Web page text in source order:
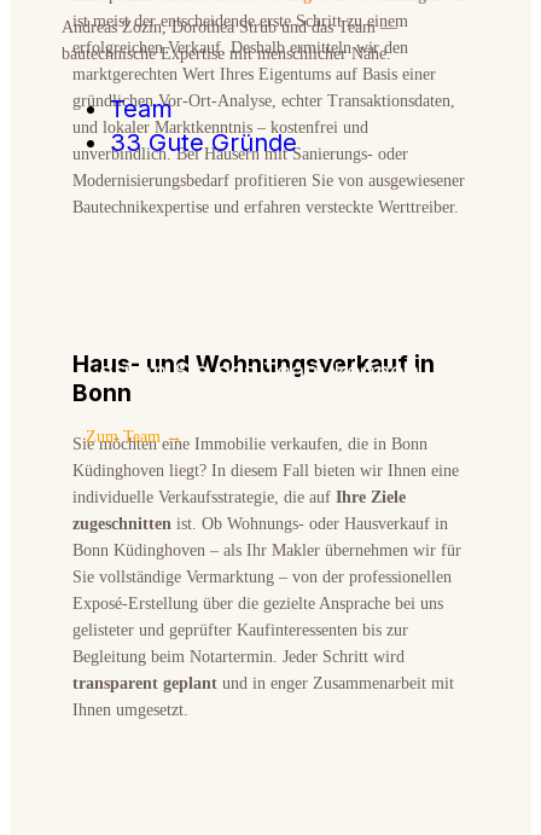
Andreas Zozin, Dorothea Strub und das Team —
bautechnische Expertise mit menschlicher Nähe.
Team
33 Gute Gründe
Lernen Sie das Team kennen
Zum Team →
ist meist der entscheidende erste Schritt zu einem
erfolgreichen Verkauf. Deshalb ermitteln wir den
marktgerechten Wert Ihres Eigentums auf Basis einer
gründlichen Vor-Ort-Analyse, echter Transaktionsdaten,
und lokaler Marktkenntnis – kostenfrei und
unverbindlich. Bei Häusern mit Sanierungs- oder
Modernisierungsbedarf profitieren Sie von ausgewiesener
Bautechnikexpertise und erfahren versteckte Werttreiber.
Haus- und Wohnungsverkauf in
Bonn
Sie möchten eine Immobilie verkaufen, die in Bonn
Küdinghoven liegt? In diesem Fall bieten wir Ihnen eine
individuelle Verkaufsstrategie, die auf Ihre Ziele
zugeschnitten ist. Ob Wohnungs- oder Hausverkauf in
Bonn Küdinghoven – als Ihr Makler übernehmen wir für
Sie vollständige Vermarktung – von der professionellen
Exposé-Erstellung über die gezielte Ansprache bei uns
gelisteter und geprüfter Kaufinteressenten bis zur
Begleitung beim Notartermin. Jeder Schritt wird
transparent geplant und in enger Zusammenarbeit mit
Ihnen umgesetzt.